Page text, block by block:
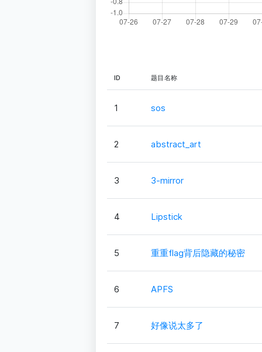
ID 题目名称
1 sos
2 abstract_art
3 3-mirror
4 Lipstick
5 重重flag背后隐藏的秘密
6 APFS
7 好像说太多了